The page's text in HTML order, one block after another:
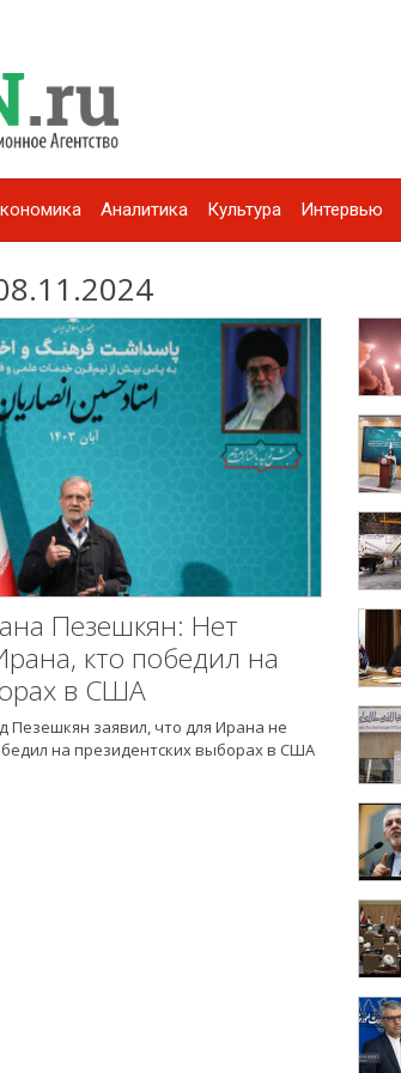
Аналитика Культура Интервью
Пезешкян: Нет
кто победил на
в США
Пезешкян заявил, что для Ирана не
на президентских выборах в США